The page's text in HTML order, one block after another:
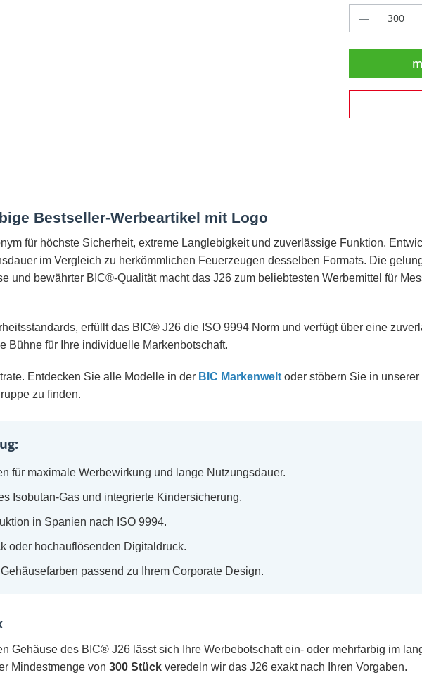
Bestseller-Werbeartikel mit Logo
für höchste Sicherheit, extreme Langlebigkeit und zuverlässige Funktion.
im Vergleich zu herkömmlichen Feuerzeugen desselben Formats. Die
und bewährter BIC®-Qualität macht das J26 zum beliebtesten Werbemittel für
erfüllt das BIC® J26 die ISO 9994 Norm und verfügt über eine
Bühne für Ihre individuelle Markenbotschaft.
Entdecken Sie alle Modelle in der BIC Markenwelt oder stöbern Sie in
zu finden.
für maximale Werbewirkung und lange Nutzungsdauer.
Isobutan-Gas und integrierte Kindersicherung.
in Spanien nach ISO 9994.
oder hochauflösenden Digitaldruck.
passend zu Ihrem Corporate Design.
Gehäuse des BIC® J26 lässt sich Ihre Werbebotschaft ein- oder mehrfarbig im
Mindestmenge von 300 Stück veredeln wir das J26 exakt nach Ihren Vorgaben.